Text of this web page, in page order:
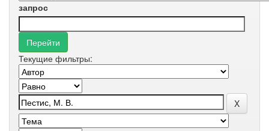
запрос
Текущие фильтры: